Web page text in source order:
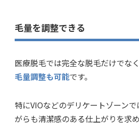
毛量を調整できる
医療脱毛では完全な脱毛だけでなく
毛量調整も可能です。
特にVIOなどのデリケートゾーン
がらも清潔感のある仕上がりを求